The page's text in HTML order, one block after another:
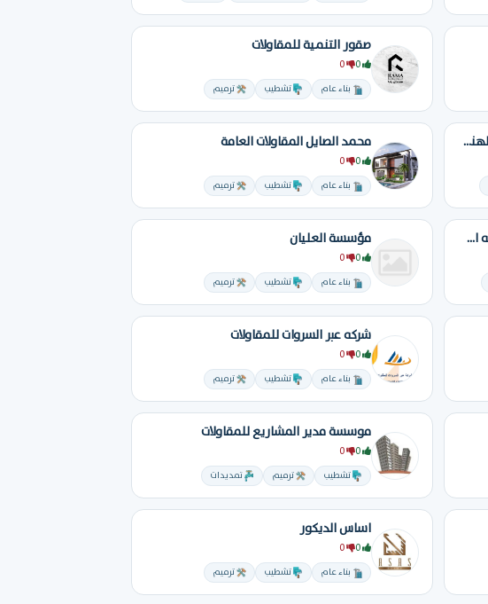
صقور التنمية للمقاولات
0
0
بناء عام تشطيب ترميم
المهندس عبدالسلام الاعسر للدراسات الهندسية والتصميم محمد الصايل المقاولات العامة
0
0
بناء عام تشطيب ترميم
حلول لمقاولات الكهرباء والاتصالات وتقنيه المعلومات مؤسسة العليان
0
0
بناء عام تشطيب ترميم
شركه عبر السروات للمقاولات
0
0
بناء عام تشطيب ترميم
موسسة مدير المشاريع للمقاولات
0
0
تشطيب ترميم تمديدات
اساس الديكور
0
0
بناء عام تشطيب ترميم